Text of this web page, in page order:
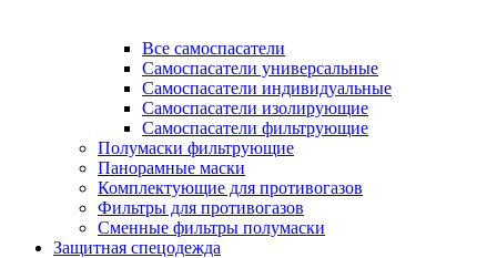
Все самоспасатели
Самоспасатели универсальные
Самоспасатели индивидуальные
Самоспасатели изолирующие
Самоспасатели фильтрующие
Полумаски фильтрующие
Панорамные маски
Комплектующие для противогазов
Фильтры для противогазов
Сменные фильтры полумаски
Защитная спецодежда